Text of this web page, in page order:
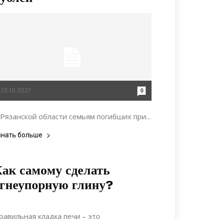
23.10.2021 0
области семьям погибших при...
больше
самому сделать
глину?
15.02.2022
кладка печи – это